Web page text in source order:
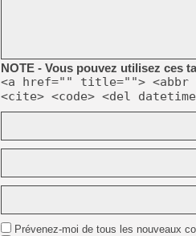
NOTE - Vous pouvez utilisez ces
<a href="" title=""> <abbr
<cite> <code> <del
Prévenez-moi de tous les nouveaux